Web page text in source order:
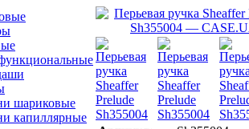
шариковые
капиллярные